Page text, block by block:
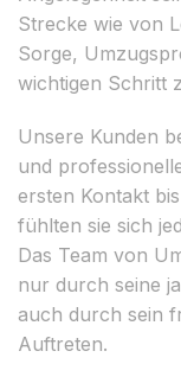
Strecke wie von
Sorge,
wichtigen Schritt
Unsere Kunden
und
ersten Kontakt
fühlten sie sich
Das Team von
nur durch seine
auch durch sein
Auftreten.